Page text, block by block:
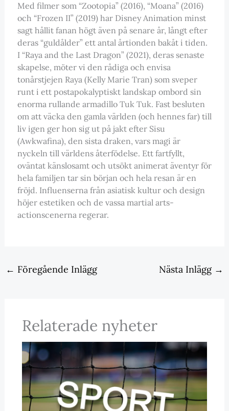
Med filmer som “Zootopia” (2016), “Moana” (2016)
och “Frozen II” (2019) har Disney Animation minst
sagt hållit fanan högt även på senare år, långt efter
deras “guldålder” ett antal årtionden bakåt i tiden.
I “Raya and the Last Dragon” (2021), deras senaste
skapelse, möter vi den rådiga och envisa
tonårstjejen Raya (Kelly Marie Tran) som sveper
runt i ett postapokalyptiskt landskap ombord sin
enorma rullande armadillo Tuk Tuk. Fast besluten
om att väcka den gamla världen (och hennes far) till
liv igen ger hon sig ut på jakt efter Sisu
(Awkwafina), den sista draken, vars magi är
nyckeln till världens återfödelse. Ett fartfyllt,
oväntat känslosamt och utsökt animerat äventyr för
hela familjen tar sin början och hela resan är en
fröjd. Influenserna från asiatisk kultur och design
höjer estetiken och de vassa martial arts-
actionscenerna regerar.
← Föregående Inlägg Nästa Inlägg →
Relaterade nyheter